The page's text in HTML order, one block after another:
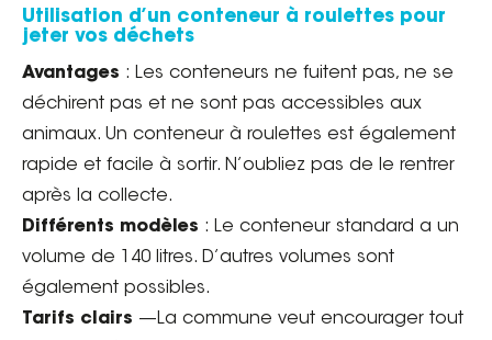
Utilisation d’un conteneur à roulettes pour
jeter vos déchets
Avantages : Les conteneurs ne fuitent pas, ne se
déchirent pas et ne sont pas accessibles aux
animaux. Un conteneur à roulettes est également
rapide et facile à sortir. N’oubliez pas de le rentrer
après la collecte.
Différents modèles : Le conteneur standard a un
volume de 140 litres. D’autres volumes sont
également possibles.
Tarifs clairs —La commune veut encourager tout